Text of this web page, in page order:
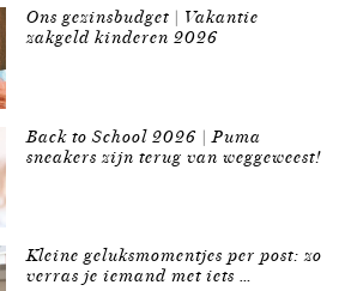
Ons gezinsbudget | Vakantie
zakgeld kinderen 2026
Back to School 2026 | Puma
sneakers zijn terug van weggeweest!
Kleine geluksmomentjes per post: zo
verras je iemand met iets …